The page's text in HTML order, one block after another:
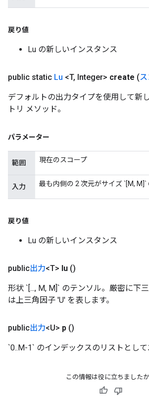
戻り値
Lu の新しいインスタンス
public static Lu <T, Integer> create (
デフォルトの出力タイプを使用して新
トリ メソッド。
パラメーター
範囲 現在のスコープ
入力 最も内側の 2 次元がサイズ `[M,
戻り値
Lu の新しいインスタンス
public出力<T> lu ()
形状 `[..., M, M]` のテンソル。厳密に下
は上三角因子 'U' を表します。
public出力<U> p ()
`0..M-1` のインデックスのリストとし
この情報は役に立ちました